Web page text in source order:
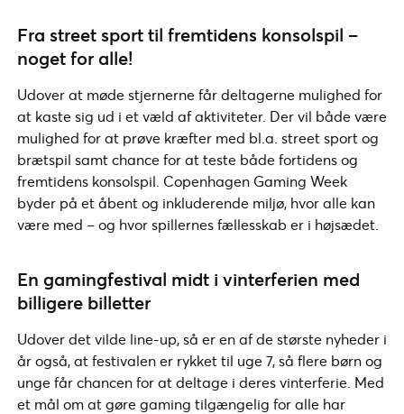
Fra street sport til fremtidens konsolspil –
noget for alle!
Udover at møde stjernerne får deltagerne mulighed for
at kaste sig ud i et væld af aktiviteter. Der vil både være
mulighed for at prøve kræfter med bl.a. street sport og
brætspil samt chance for at teste både fortidens og
fremtidens konsolspil. Copenhagen Gaming Week
byder på et åbent og inkluderende miljø, hvor alle kan
være med – og hvor spillernes fællesskab er i højsædet.
En gamingfestival midt i vinterferien med
billigere billetter
Udover det vilde line-up, så er en af de største nyheder i
år også, at festivalen er rykket til uge 7, så flere børn og
unge får chancen for at deltage i deres vinterferie. Med
et mål om at gøre gaming tilgængelig for alle har